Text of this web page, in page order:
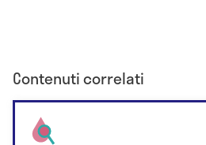
Contenuti correlati